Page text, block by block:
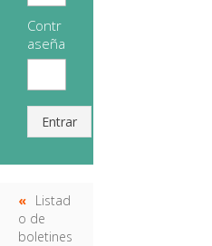
Contr
aseña
Entrar
Listad
o de
boletines